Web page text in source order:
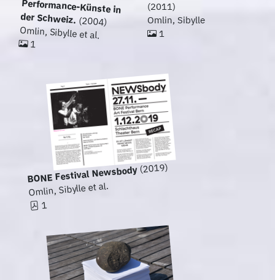
der Schweiz. (2004)
Omlin, Sibylle et al.
1
(2011)
Omlin, Sibylle
1
BONE Festival Newsbody(2019)
Omlin, Sibylle et al.
1